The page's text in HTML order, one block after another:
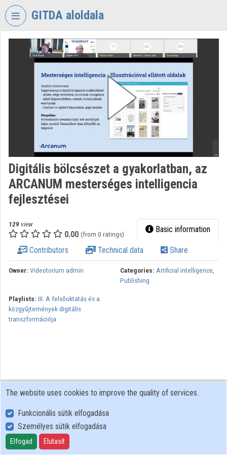
Skip header
GITDA aloldala
VIDEO TORIUM
GOVERNMENTAL
INFORMATION-
TECHNOLOGY
DEVELOPMENT
Organization discovery
Categories
Organization playlists
Organizations
Contributors
Digitális bölcsészet a gyakorlatban, az
ARCANUM mesterséges intelligencia
fejlesztései
129 view
0.00 (from 0 ratings) Basic information
Contributors Technical data Share
Owner: Videotorium admin Categories: Artificial intelligence,
Publishing
Playlists: III. A felsőoktatás és a
közgyűjtemények digitális
transzformációja
User Policy
Adatkezelési tájékoztató (en)
Cookie Policy
The website uses cookies to improve the quality of services.
Funkcionális sütik elfogadása
Személyes sütik elfogadása
Elfogad Elutasít